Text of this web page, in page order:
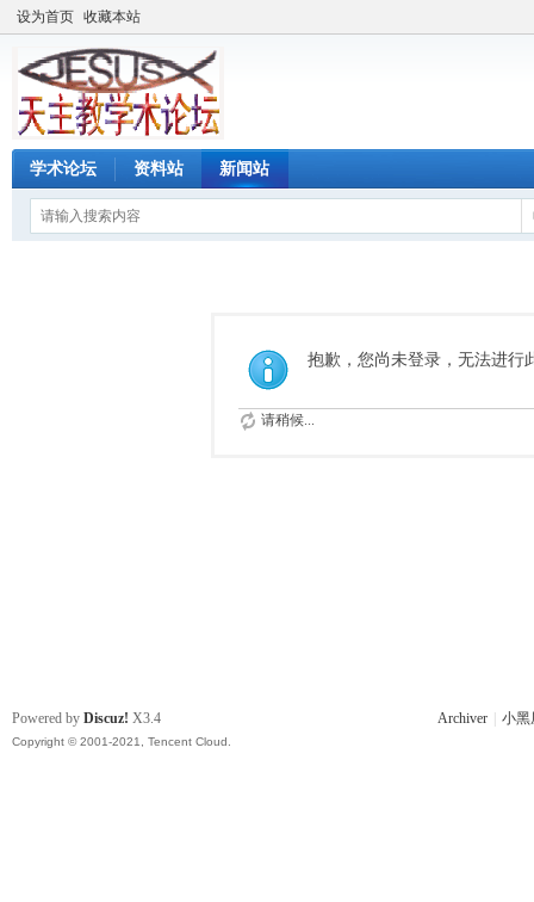
设为首页 收藏本站
学术论坛 资料站 新闻站
抱歉，您尚未登录，无法进行
请稍候...
Archiver 小黑
Powered by Discuz! X3.4
Copyright © 2001-2021, Tencent Cloud.